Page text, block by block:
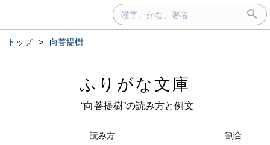
トップ > 向菩提樹
ふりがな文庫
“向菩提樹”の読み方と例文
読み方 割合